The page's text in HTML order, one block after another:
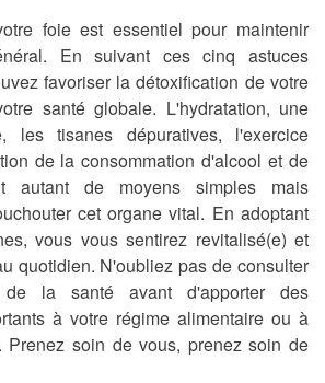
foie est essentiel pour maintenir
En suivant ces cinq astuces
favoriser la détoxification de votre
santé globale. L'hydratation, une
les tisanes dépuratives, l'exercice
de la consommation d'alcool et de
autant de moyens simples mais
cet organe vital. En adoptant
vous vous sentirez revitalisé(e) et
quotidien. N'oubliez pas de consulter
de la santé avant d'apporter des
à votre régime alimentaire ou à
Prenez soin de vous, prenez soin de